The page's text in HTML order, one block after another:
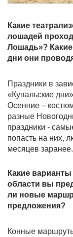
Какие
лошадей
Лошадь»?
дни они
Праздники в
«Купальские
Осенние –
разные
праздники -
попасть на них,
месяцев заранее.
Какие
области вы
ли новые
предложения?
Конные